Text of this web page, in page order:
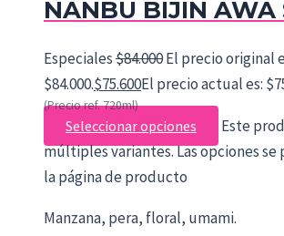
NANBU BIJIN AWA
Especiales$84.000El precio original
$84.000.$75.600El precio actual es:
(Precio ref. 720ml)
Seleccionar opciones
Este
múltiples variantes. Las opciones
la página de producto
Manzana, pera, floral, umami.